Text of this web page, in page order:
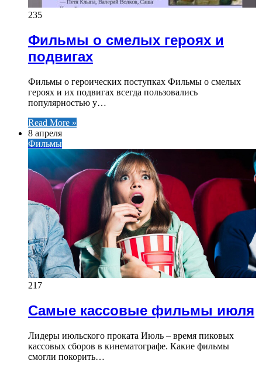
235
Фильмы о смелых героях и
подвигах
Фильмы о героических поступках Фильмы о смелых
героях и их подвигах всегда пользовались
популярностью у…
Read More »
8 апреля
Фильмы
217
Самые кассовые фильмы июля
Лидеры июльского проката Июль – время пиковых
кассовых сборов в кинематографе. Какие фильмы
смогли покорить…